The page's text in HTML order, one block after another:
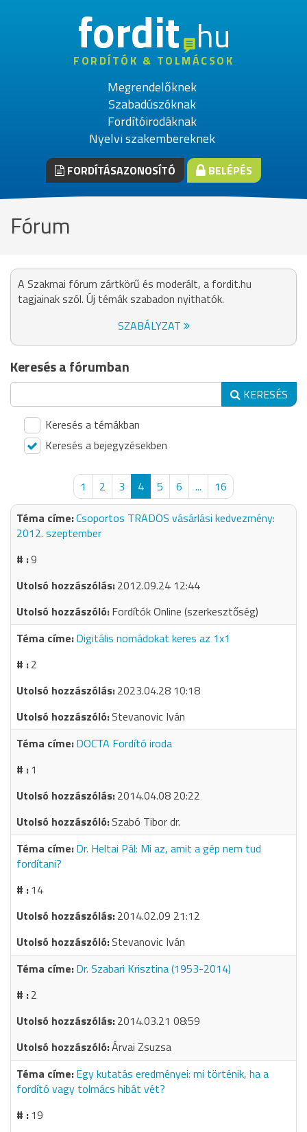
fordithu
FORDÍTÓK & TOLMÁCSOK
Megrendelőknek
Szabadúszóknak
Fordítóirodáknak
Nyelvi szakembereknek
FORDÍTÁSAZONOSÍTÓ BELÉPÉS
Fórum
A Szakmai fórum zártkörű és moderált, a fordit.hu
tagjainak szól. Új témák szabadon nyithatók.
SZABÁLYZAT
Keresés a fórumban
KERESÉS
Keresés a témákban
Keresés a bejegyzésekben
1 2 3 4 5 6 ...
16
Csoportos TRADOS vásárlási kedvezmény:
2012. szeptember
9
2012.09.24 12:44
Fordítók Online (szerkesztőség)
Digitális nomádokat keres az 1x1
2
2023.04.28 10:18
Stevanovic Iván
DOCTA Fordító iroda
1
2014.04.08 20:22
Szabó Tibor dr.
Dr. Heltai Pál: Mi az, amit a gép nem tud
fordítani?
14
2014.02.09 21:12
Stevanovic Iván
Dr. Szabari Krisztina (1953-2014)
2
2014.03.21 08:59
Árvai Zsuzsa
Egy kutatás eredményei: mi történik, ha a
fordító vagy tolmács hibát vét?
19